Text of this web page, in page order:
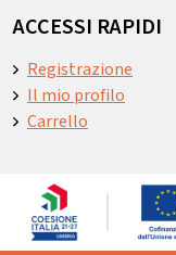
ACCESSI RAPIDI
Registrazione
Il mio profilo
Carrello